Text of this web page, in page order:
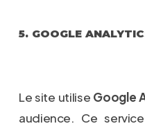
5. GOOGLE
Le site utilise Google
audience. Ce